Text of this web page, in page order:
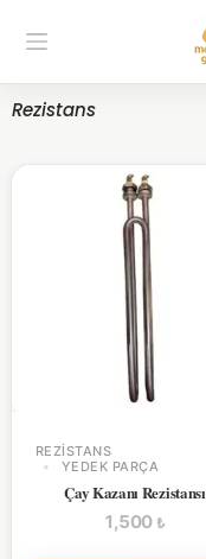
Rezistans
REZISTANS
YEDEK PARÇA
Çay Kazanı Rezistansı
1,500 ₺